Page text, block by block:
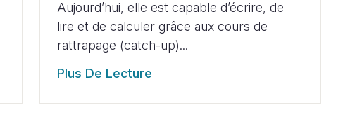
Aujourd’hui, elle est capable d’écrire, de
lire et de calculer grâce aux cours de
rattrapage (catch-up)...
Plus De Lecture